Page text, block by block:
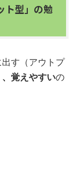
ト型」の勉
す（アウトプ
覚えやすいの